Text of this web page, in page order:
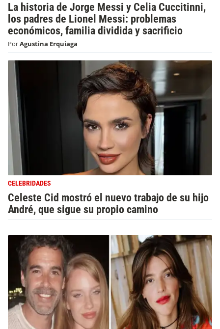
La historia de Jorge Messi y Celia Cuccitinni,
los padres de Lionel Messi: problemas
económicos, familia dividida y sacrificio
PorAgustina Erquiaga
CELEBRIDADES
Celeste Cid mostró el nuevo trabajo de su hijo
André, que sigue su propio camino